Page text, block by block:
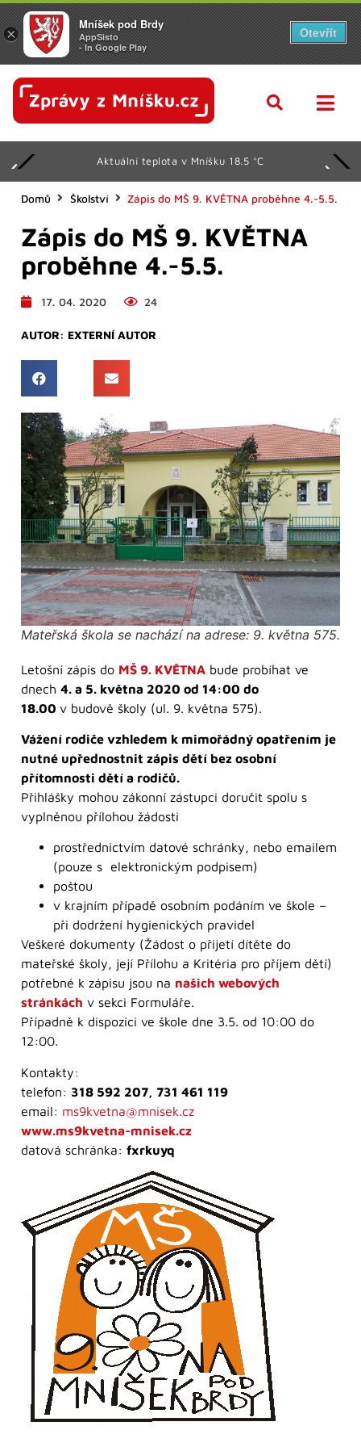
Aktuální teplota v Mníšku 18.5 °C
Domů Školství Zápis do MŠ 9. KVĚTNA proběhne 4.-5.5.
Zápis do MŠ 9. KVĚTNA
proběhne 4.-5.5.
17. 04. 2020 24
AUTOR: EXTERNÍ AUTOR
Mateřská škola se nachází na adrese: 9. května 575.
Letošní zápis do MŠ 9. KVĚTNA bude probíhat ve
dnech 4. a 5. května 2020 od 14:00 do
18.00 v budově školy (ul. 9. května 575).
Vážení rodiče vzhledem k mimořádný opatřením je
nutné upřednostnit zápis dětí bez osobní
přítomnosti dětí a rodičů.
Přihlášky mohou zákonní zástupci doručit spolu s
vyplněnou přílohou žádosti
prostřednictvím datové schránky, nebo emailem
(pouze s elektronickým podpisem)
poštou
v krajním případě osobním podáním ve škole –
při dodržení hygienických pravidel
Veškeré dokumenty (Žádost o přijetí dítěte do
mateřské školy, její Přílohu a Kritéria pro příjem dětí)
potřebné k zápisu jsou na našich webových
stránkách v sekci Formuláře.
Případně k dispozici ve škole dne 3.5. od 10:00 do
12:00.
Kontakty:
telefon: 318 592 207, 731 461 119
email: ms9kvetna@mnisek.cz
www.ms9kvetna-mnisek.cz
datová schránka: ‎ fxrkuyq
×
Mníšek pod Brdy
AppSisto
- In Google Play
Otevřít